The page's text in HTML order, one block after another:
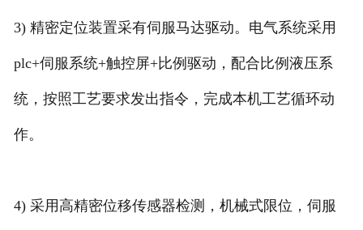
3) 精密定位装置采有伺服马达驱动。电气系统采用
plc+伺服系统+触控屏+比例驱动，配合比例液压系
统，按照工艺要求发出指令，完成本机工艺循环动
作。
4) 采用高精密位移传感器检测，机械式限位，伺服